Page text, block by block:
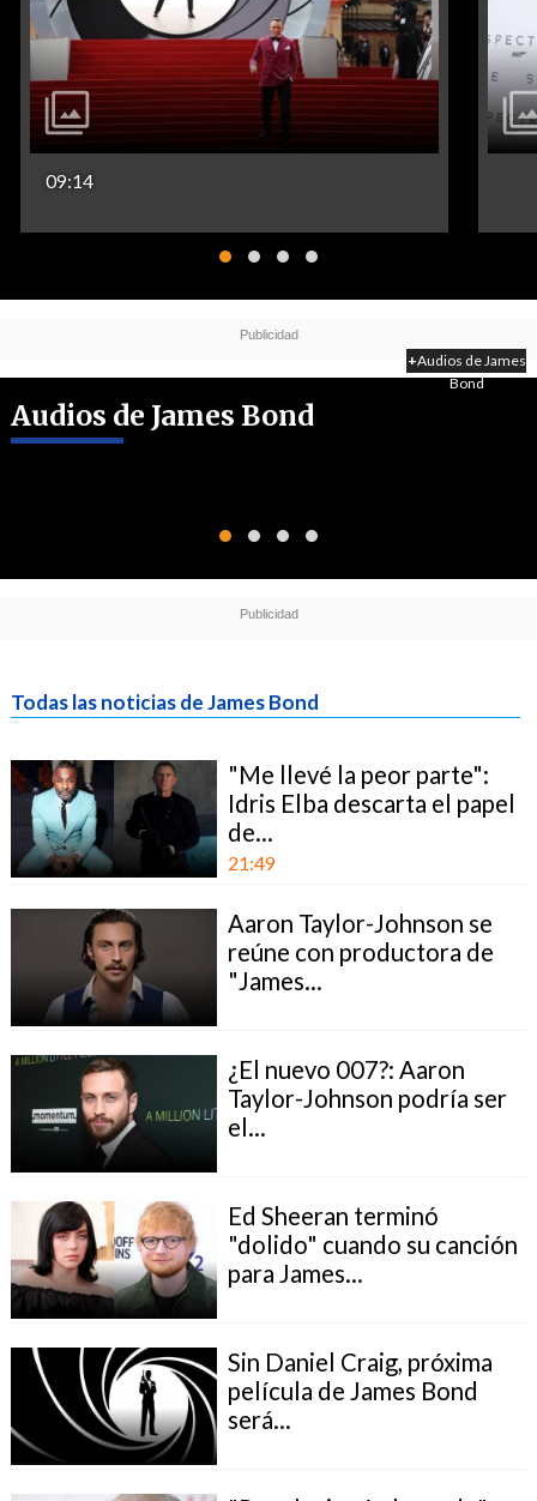
09:14
Audios de James Bond
+Audios de James
Bond
Todas las noticias de James Bond
"Me llevé la peor parte":
Idris Elba descarta el papel
de...
21:49
Aaron Taylor-Johnson se
reúne con productora de
"James...
¿El nuevo 007?: Aaron
Taylor-Johnson podría ser
el...
Ed Sheeran terminó
"dolido" cuando su canción
para James...
Sin Daniel Craig, próxima
película de James Bond
será...